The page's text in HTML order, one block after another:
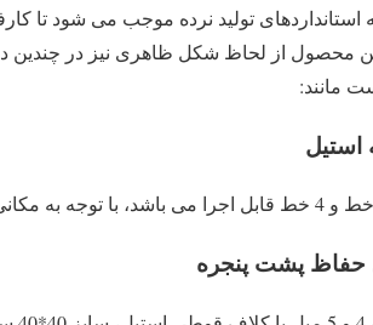
استانداردهای تولید نرده موجب می ‌شود تا
محصول از لحاظ شکل ظاهری نیز در چندین
مانند:
استیل
حفاظ پشت پنجره